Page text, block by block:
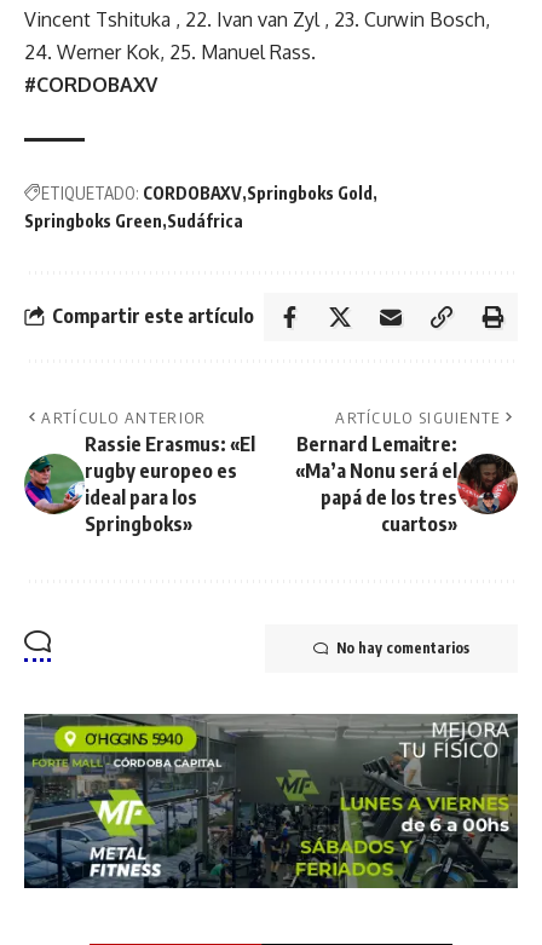
Vincent Tshituka , 22. Ivan van Zyl , 23. Curwin Bosch,
24. Werner Kok, 25. Manuel Rass.
#CORDOBAXV
ETIQUETADO: CORDOBAXV Springboks Gold
Springboks Green Sudáfrica
Compartir este artículo
ARTÍCULO ANTERIOR
Rassie Erasmus: «El
rugby europeo es
ideal para los
Springboks»
ARTÍCULO SIGUIENTE
Bernard Lemaitre:
«Ma’a Nonu será el
papá de los tres
cuartos»
No hay comentarios